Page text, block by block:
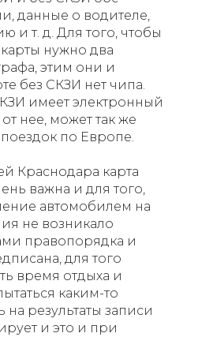
данные о водителе,
и т. д. Для того, чтобы
нужно два
этим они и
без СКЗИ нет чипа.
имеет электронный
нее, может так же
по Европе.
Краснодара карта
важна и для того,
автомобилем на
не возникало
правопорядка и
для того
время отдыха и
каким-то
результаты записи
и это и при